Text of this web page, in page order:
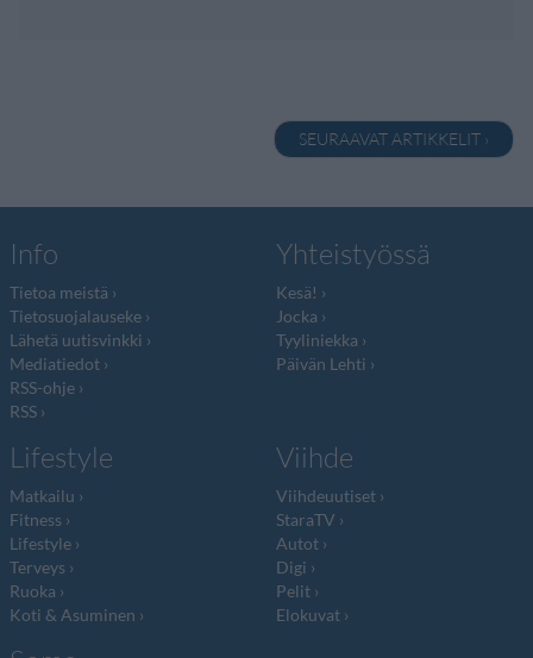
SEURAAVAT ARTIKKELIT ›
Info
Tietoa meistä
Tietosuojalauseke
Lähetä uutisvinkki
Mediatiedot
RSS-ohje
RSS
Yhteistyössä
Kesä!
Jocka
Tyyliniekka
Päivän Lehti
Lifestyle
Matkailu
Fitness
Lifestyle
Terveys
Ruoka
Koti & Asuminen
Viihde
Viihdeuutiset
StaraTV
Autot
Digi
Pelit
Elokuvat